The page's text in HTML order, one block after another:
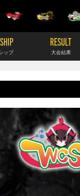
ップ
RESULT
大会結果